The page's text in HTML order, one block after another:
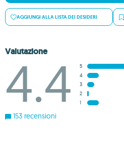
AGGIUNGI ALLA LISTA DEI DESIDERI
Valutazione
4.4
5
4
3
2
1
153 recensioni